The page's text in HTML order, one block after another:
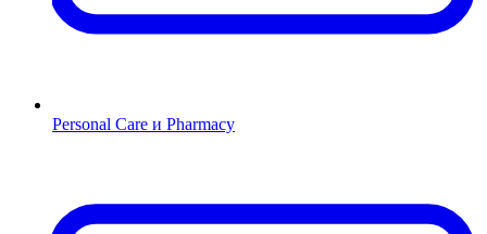
Personal Care и Pharmacy